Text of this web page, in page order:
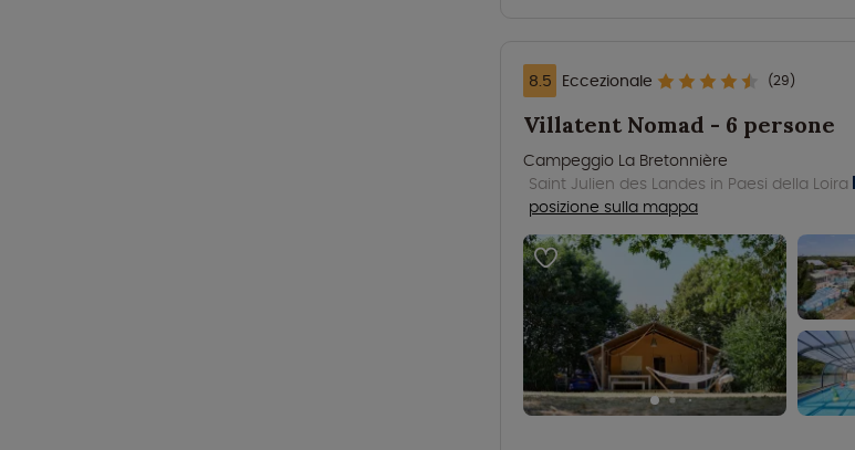
8.5 Eccezionale (29)
Villatent Nomad - 6 persone
Campeggio La Bretonnière
Saint Julien des Landes in Paesi della Loira
posizione sulla mappa